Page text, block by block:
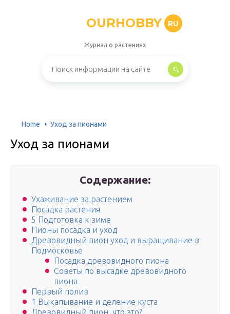
OURHOBBY RU
Журнал о растениях
Home Уход за пионами
Уход за пионами
Содержание:
Ухаживание за растением
Посадка растения
5 Подготовка к зиме
Пионы посадка и уход
Древовидный пион уход и выращивание в
Подмосковье
Посадка древовидного пиона
Советы по высадке древовидного
пиона
Первый полив
1 Выкапывание и деление куста
Древовидный пион, что это?